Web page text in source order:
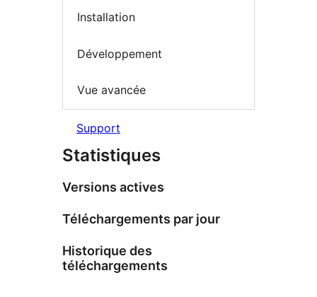
Installation
Développement
Vue avancée
Support
Statistiques
Versions actives
Téléchargements par jour
Historique des
téléchargements